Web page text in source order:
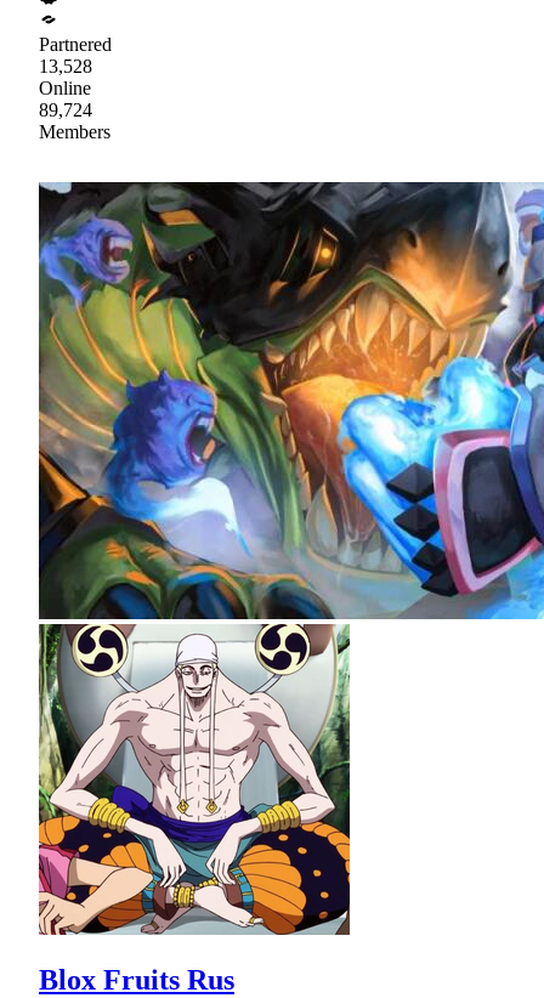
Partnered
13,528
Online
89,724
Members
Blox Fruits Rus